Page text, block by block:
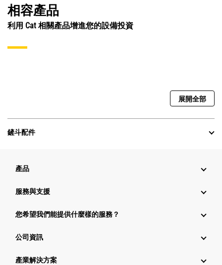
相容產品
利用 Cat 相關產品增進您的設備投資
展開全部
鏟斗配件
產品
服務與支援
您希望我們能提供什麼樣的服務？
公司資訊
產業解決方案